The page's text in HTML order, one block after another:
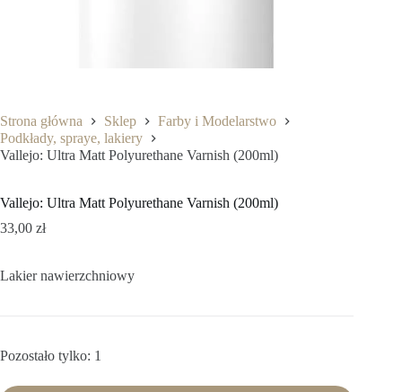
Strona główna Sklep
Farby i Modelarstwo
Podkłady, spraye, lakiery
Vallejo: Ultra Matt Polyurethane Varnish (200ml)
Vallejo: Ultra Matt Polyurethane Varnish (200ml)
33,00 zł
Lakier nawierzchniowy
Pozostało tylko: 1